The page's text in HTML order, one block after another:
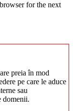
for the next
preia în mod
pe care le aduce
sau
domenii.